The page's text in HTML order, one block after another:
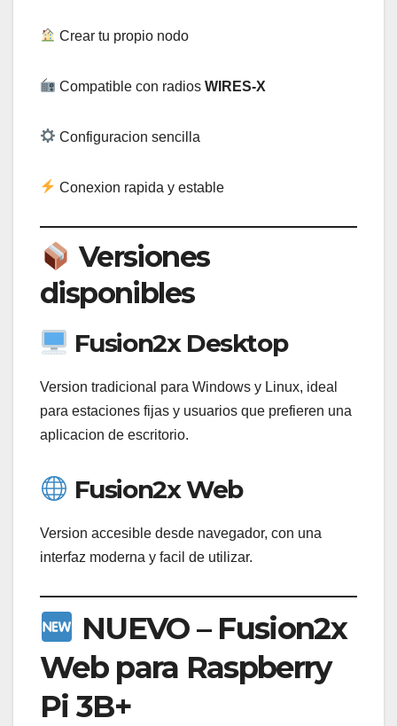
Crear tu propio nodo
Compatible con radiosWIRES-X
Configuracion sencilla
Conexion rapida y estable
Versiones
disponibles
Fusion2x Desktop
Version tradicional para Windows y Linux, ideal
para estaciones fijas y usuarios que prefieren una
aplicacion de escritorio.
Fusion2x Web
Version accesible desde navegador, con una
interfaz moderna y facil de utilizar.
NUEVO – Fusion2x
Web para Raspberry
Pi 3B+